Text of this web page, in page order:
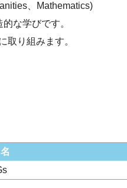
、Mathematics)
な学びです。
取り組みます。